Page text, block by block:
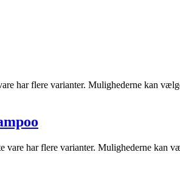
har flere varianter. Mulighederne kan
vare har flere varianter. Mulighederne kan